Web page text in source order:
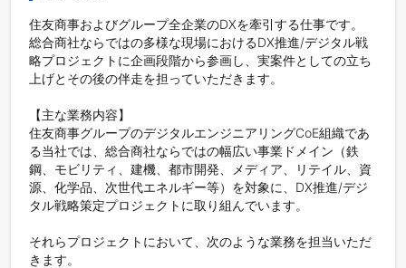
住友商事およびグループ全企業のDXを牽引する仕事です。
総合商社ならではの多様な現場におけるDX推進/デジタル戦
略プロジェクトに企画段階から参画し、実案件としての立ち
上げとその後の伴走を担っていただきます。
【主な業務内容】
住友商事グループのデジタルエンジニアリングCoE組織であ
る当社では、総合商社ならではの幅広い事業ドメイン（鉄
鋼、モビリティ、建機、都市開発、メディア、リテイル、資
源、化学品、次世代エネルギー等）を対象に、DX推進/デジ
タル戦略策定プロジェクトに取り組んでいます。
それらプロジェクトにおいて、次のような業務を担当いただ
きます。